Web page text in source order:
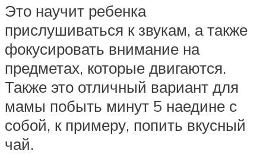
Это научит ребенка
прислушиваться к звукам, а также
фокусировать внимание на
предметах, которые двигаются.
Также это отличный вариант для
мамы побыть минут 5 наедине с
собой, к примеру, попить вкусный
чай.